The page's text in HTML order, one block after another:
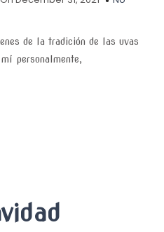
de la tradición de las uvas
personalmente,